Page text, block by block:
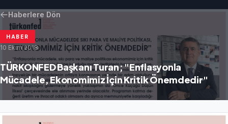
Haberlere Dön
HABER
10 Ekim 2018
TÜRKONFED Başkanı Turan; "Enflasyonla
Mücadele, Ekonomimiz İçin Kritik Önemdedir"